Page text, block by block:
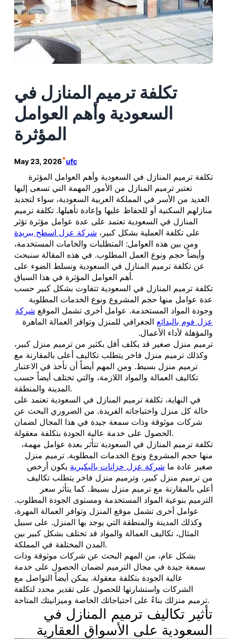
تكلفة ترميم المنازل في
السعودية وأهم العوامل
المؤثرة
May 23, 2026•ufc
تكلفة ترميم المنازل في السعودية وأهم العوامل المؤثرة
تعتبر ترميم المنازل من الأمور المهمة التي تسعى إليها
العديد من الأسر في المملكة العربية السعودية، سواء لتجديد
منازلهم السكنية أو للحفاظ عليها وإعادة تأهيلها. تكلفة ترميم
المنازل في السعودية تعتمد على عدة عوامل مؤثرة تؤثر
على تكلفة العملية بشكل كبير، شركة عزل اسطح ببريدة
ومن بين هذه العوامل: المتطلبات والخامات المستخدمة،
وأيضاً حجم ونوع العمل المطلوب. في هذه المقالة سنبحث
عن تكلفة ترميم المنازل في السعودية ونسلط الضوء على
أهم العوامل المؤثرة في هذا السياق.
تكلفة ترميم المنازل في السعودية تتفاوت بشكل كبير حسب
عدة عوامل منها حجم المشروع ونوع الخدمات المطلوبة
وجودة المواد المستخدمة. عوامل أخرى تشمل الموقع شركة
عزل فوم بالبدائع الجغرافي للمنزل وتوافر العمالة الماهرة
والمؤهلة لأداء الأعمال.
ترميم منزل صغير قد يكلف أقل بكثير من ترميم منزل كبير،
وكذلك ترميم منزل فاخر يتطلب تكاليف أعلى بالمقارنة مع
ترميم منزل بسيط. ومن المهم أيضاً أن تأخذ في الاعتبار
تكاليف العمالة والمواد اللازمة، والتي تختلف أيضاً حسب
المدينة والمنطقة.
في النهاية، تكلفة ترميم المنازل في السعودية تعتمد على
حالة كل منزل واحتياجاته الفريدة. من الضروري البحث عن
شركات موثوقة وذات سمعة جيدة في هذا المجال لضمان
الحصول على خدمة عالية الجودة بتكلفة معقولة.
تكلفة ترميم المنازل في السعودية تتأثر بعدة عوامل مهمة،
منها حجم المشروع ونوع الخدمات المطلوبة. ترميم منزل
صغير عادة ما شركة عزل خزانات بالبكيرية يكون أرخص
من ترميم منزل كبير، وترميم منزل فاخر يتطلب تكاليف
أعلى بالمقارنة مع ترميم منزل بسيط. كما يتأثر سعر
الترميم بنوعية المواد المستخدمة ومستوى الجودة المطلوب.
عوامل أخرى تشمل موقع المنزل وتوافر العمالة المهرة،
وكذلك المدينة والمنطقة التي يوجد بها المنزل. على سبيل
المثال، تكاليف العمالة والمواد قد تختلف بشكل كبير بين
المدن المختلفة في المملكة.
بشكل عام، من المهم البحث عن شركات موثوقة وذات
سمعة جيدة في مجال الترميم لضمان الحصول على خدمة
عالية الجودة بتكلفة معقولة. يمكن أيضاً التواصل مع
الشركات واستشارتها للحصول على تقدير محدد لتكلفة
ترميم منزلك بناءً على احتياجاتك الخاصة وميزانيتك المتاحة.
تأثير تكاليف ترميم المنازل في
السعودية على الأسواق العقارية